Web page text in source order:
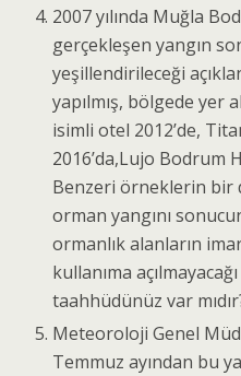
2007 yılında Muğla
gerçekleşen yangın
yeşillendirileceği
yapılmış, bölgede yer
isimli otel 2012’de,
2016’da,Lujo Bodrum
Benzeri örneklerin bir
orman yangını
ormanlık alanların
kullanıma
taahhüdünüz var
Meteoroloji Genel
Temmuz ayından bu